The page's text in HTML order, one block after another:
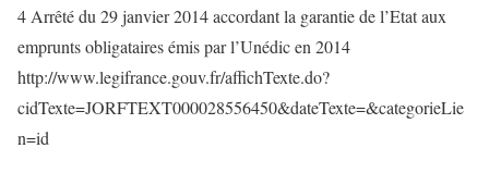
4 Arrêté du 29 janvier 2014 accordant la garantie de l’Etat aux
emprunts obligataires émis par l’Unédic en 2014
http://www.legifrance.gouv.fr/affichTexte.do?
cidTexte=JORFTEXT000028556450&dateTexte=&categorieLie
n=id